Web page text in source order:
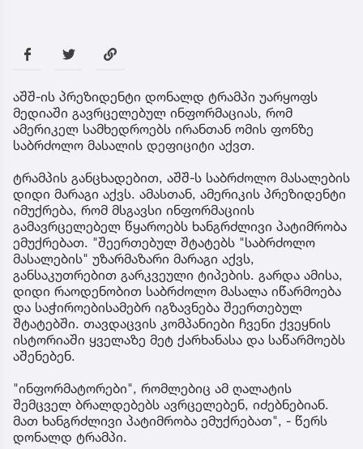
აშშ-ის პრეზიდენტი დონალდ ტრამპი უარყოფს
მედიაში გავრცელებულ ინფორმაციას, რომ
ამერიკელ სამხედროებს ირანთან ომის ფონზე
საბრძოლო მასალის დეფიციტი აქვთ.
ტრამპის განცხადებით, აშშ-ს საბრძოლო მასალების
დიდი მარაგი აქვს. ამასთან, ამერიკის პრეზიდენტი
იმუქრება, რომ მსგავსი ინფორმაციის
გამავრცელებელ წყაროებს ხანგრძლივი პატიმრობა
ემუქრებათ. "შეერთებულ შტატებს "საბრძოლო
მასალების" უზარმაზარი მარაგი აქვს,
განსაკუთრებით გარკვეული ტიპების. გარდა ამისა,
დიდი რაოდენობით საბრძოლო მასალა იწარმოება
და საჭიროებისამებრ იგზავნება შეერთებულ
შტატებში. თავდაცვის კომპანიები ჩვენი ქვეყნის
ისტორიაში ყველაზე მეტ ქარხანასა და საწარმოებს
აშენებენ.
"ინფორმატორები", რომლებიც ამ ღალატის
შემცველ ბრალდებებს ავრცელებენ, იძებნებიან.
მათ ხანგრძლივი პატიმრობა ემუქრებათ", - წერს
დონალდ ტრამპი.